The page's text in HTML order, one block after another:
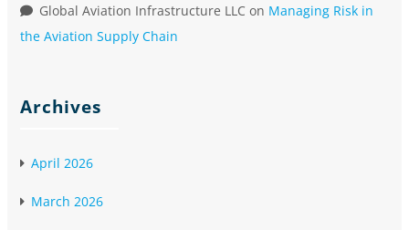
Global Aviation Infrastructure LLC on Managing Risk in
the Aviation Supply Chain
Archives
April 2026
March 2026